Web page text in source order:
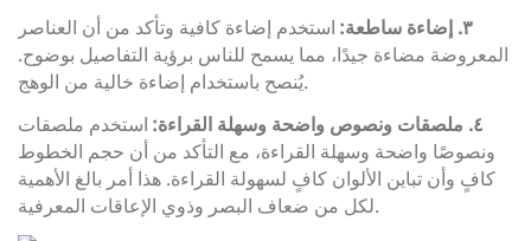
٣. إضاءة ساطعة:
استخدم إضاءة كافية وتأكد من أن العناصر
المعروضة مضاءة جيدًا، مما يسمح للناس برؤية التفاصيل بوضوح.
يُنصح باستخدام إضاءة خالية من الوهج.
٤. ملصقات ونصوص واضحة وسهلة القراءة:
استخدم ملصقات
ونصوصًا واضحة وسهلة القراءة، مع التأكد من أن حجم الخطوط
كافٍ وأن تباين الألوان كافٍ لسهولة القراءة. هذا أمر بالغ الأهمية
لكل من ضعاف البصر وذوي الإعاقات المعرفية.